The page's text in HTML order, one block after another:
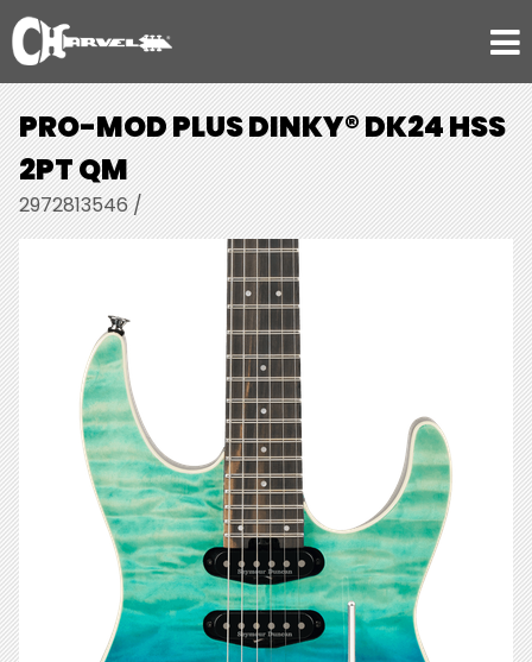
PRO-MOD PLUS DINKY® DK24 HSS
2PT QM
2972813546 /